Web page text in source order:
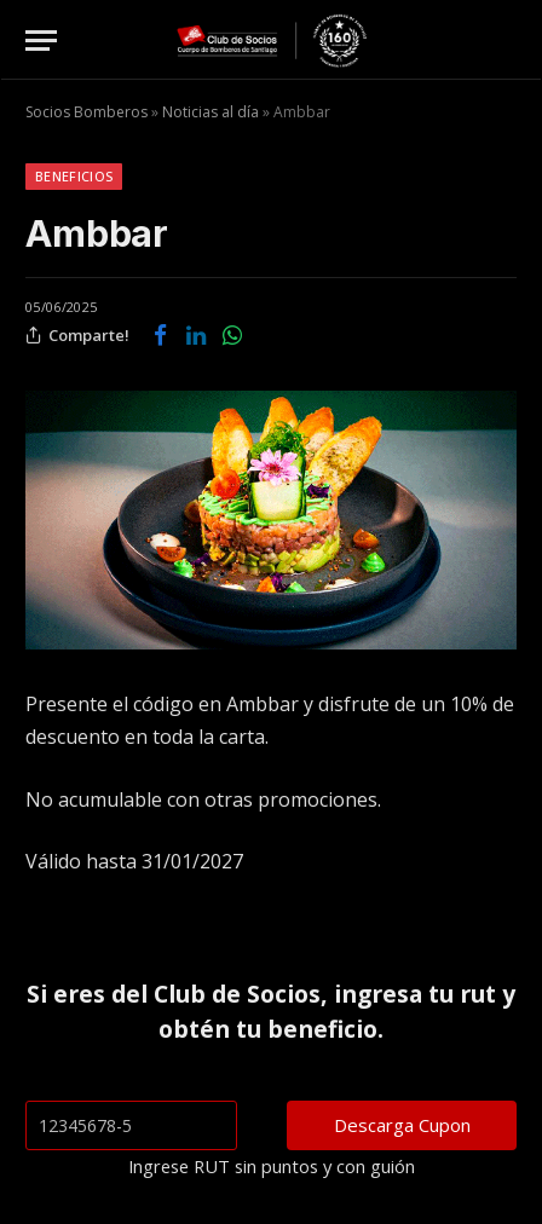
Socios Bomberos» Noticias al día »Ambbar
BENEFICIOS
Ambbar
05/06/2025
Comparte!
Presente el código en Ambbar y disfrute de un 10% de
descuento en toda la carta.
No acumulable con otras promociones.
Válido hasta 31/01/2027
Si eres del Club de Socios, ingresa tu rut y
obtén tu beneficio.
Ingrese RUT sin puntos y con guión